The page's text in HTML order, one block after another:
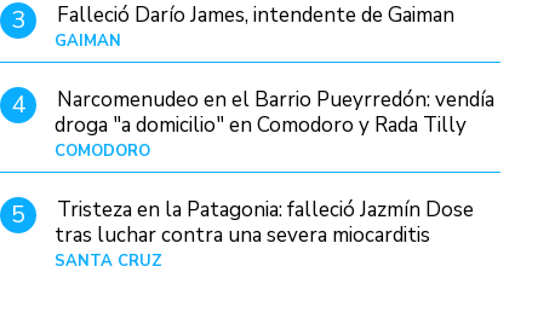
3 Falleció Darío James, intendente de Gaiman
GAIMAN
4
Narcomenudeo en el Barrio Pueyrredón: vendía
droga "a domicilio" en Comodoro y Rada Tilly
COMODORO
5
Tristeza en la Patagonia: falleció Jazmín Dose
tras luchar contra una severa miocarditis
SANTA CRUZ